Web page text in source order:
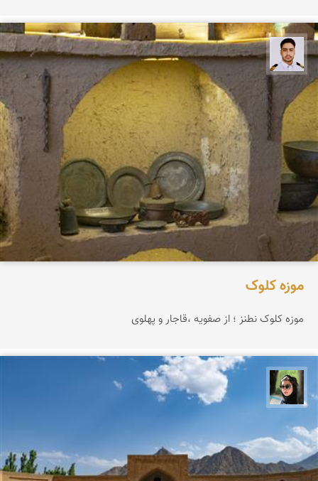
سعید جواهری
موزه کلوک
موزه کلوک نطنز ؛ از صفویه ،قاجار و پهلوی
سپیده اصلان